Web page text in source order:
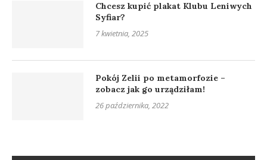
Chcesz kupić plakat Klubu Leniwych
Syfiar?
7 kwietnia, 2025
Pokój Zelii po metamorfozie –
zobacz jak go urządziłam!
26 października, 2022